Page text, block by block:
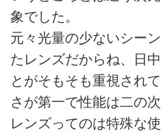
象でした。
元々光量の少ないシー
たレンズだからね、日
とがそもそも重視され
さが第一で性能は二の
レンズってのは特殊な